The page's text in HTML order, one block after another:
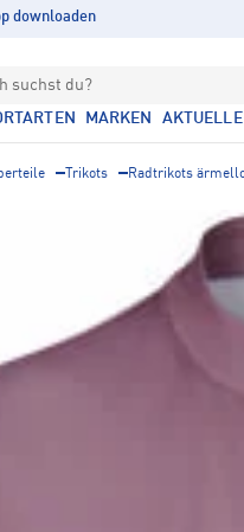
downloaden
suchst du?
MARKEN
Trikots Radtrikots